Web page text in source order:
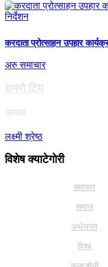
करदाता प्रोत्साहन उपहार
अरु समाचार
हाम्राे टिम
अध्यक्ष
लक्ष्मी श्रेष्ठ
विशेष क्याटेगाेरी
समाचार
समाज
अर्थजगत
विश्व